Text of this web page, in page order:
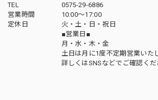
TEL
0575-29-6886
営業時間
10:00～17:00
定休日
火・土・日・祝日
■営業日■
月・水・木・金
土日は月に1度不定期営業いた
詳しくはSNSなどでご確認くだ